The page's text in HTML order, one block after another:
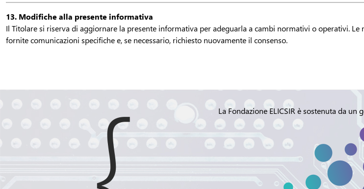
13. Modifiche alla presente informativa
Il Titolare si riserva di aggiornare la presente informativa per adeguarla a cambi normativi o operativi.
fornite comunicazioni specifiche e, se necessario, richiesto nuovamente il consenso.
La Fondazione ELICSIR è sostenuta da un